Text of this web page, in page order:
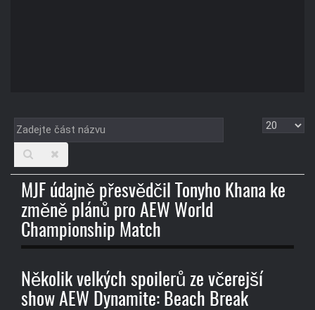
Zadejte
část
názvu
Zobrazit
MJF údajně přesvědčil Tonyho Khana ke
změně plánů pro AEW World
Championship Match
Několik velkých spoilerů ze včerejší
show AEW Dynamite: Beach Break